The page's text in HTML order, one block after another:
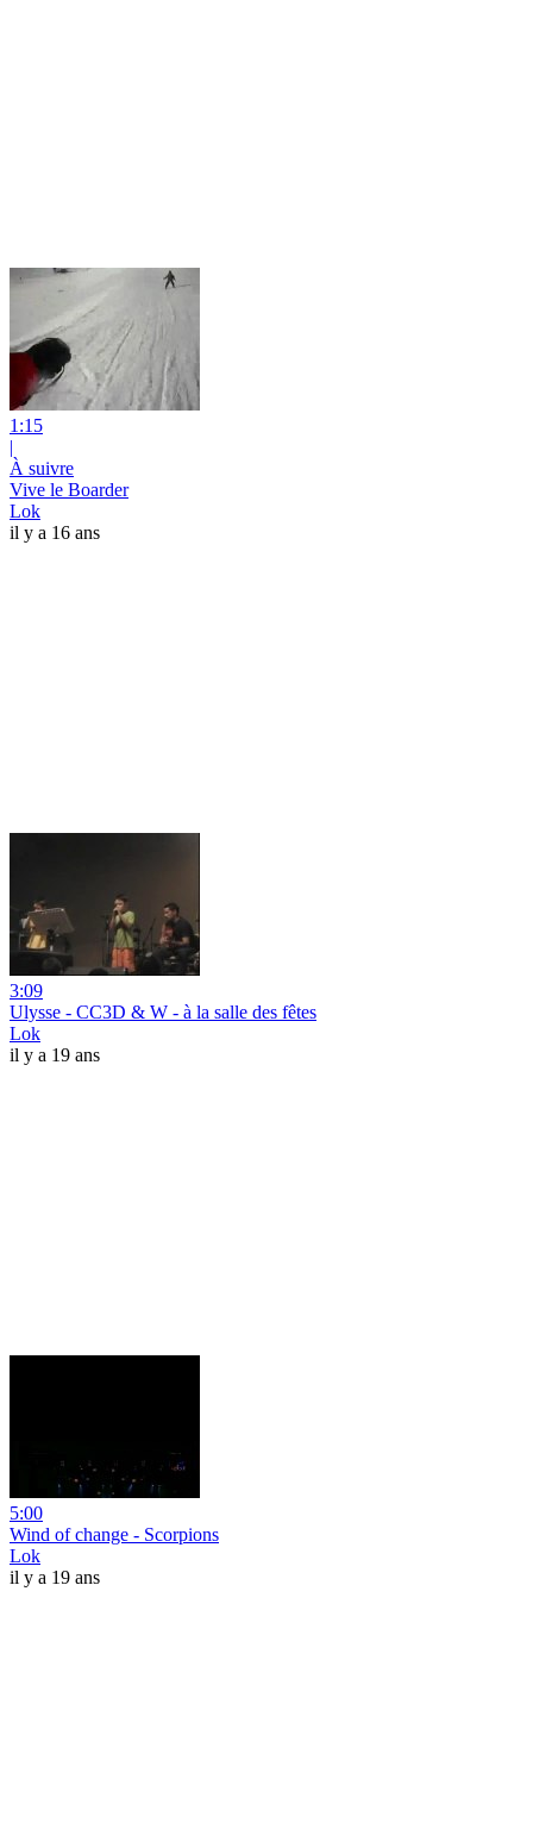
1:15
|
À suivre
Vive le Boarder
Lok
il y a 16 ans
3:09
Ulysse - CC3D & W - à la salle des fêtes
Lok
il y a 19 ans
5:00
Wind of change - Scorpions
Lok
il y a 19 ans